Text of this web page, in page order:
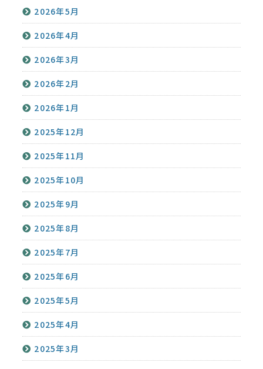
2026年5月
2026年4月
2026年3月
2026年2月
2026年1月
2025年12月
2025年11月
2025年10月
2025年9月
2025年8月
2025年7月
2025年6月
2025年5月
2025年4月
2025年3月